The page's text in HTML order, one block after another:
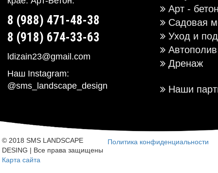
8 (988) 471-48-38
8 (918) 674-33-63
ldizain23@gmail.com
Наш Instagram:
@sms_landscape_design
Арт -
Садовая
Уход и
Автополив
Дренаж
Наши
© 2018 SMS LANDSCAPE
DESING | Все права защищены
Карта сайта
Политика конфиденциальности